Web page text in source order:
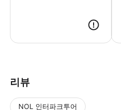
리뷰
NOL 인터파크투어